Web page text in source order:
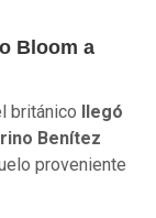
Bloom a
británico
llegó
Benítez
proveniente